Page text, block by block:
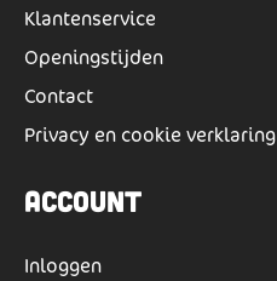
Klantenservice
Openingstijden
Contact
Privacy en cookie verklaring
Account
Inloggen